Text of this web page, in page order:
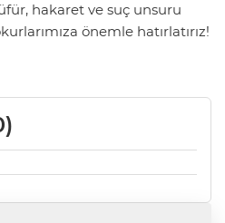
hakaret ve suç unsuru
önemle hatırlatırız!
)